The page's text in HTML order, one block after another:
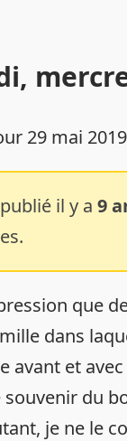
29 mai 2019
il y a 9
que
dans
avant et
du
je ne le